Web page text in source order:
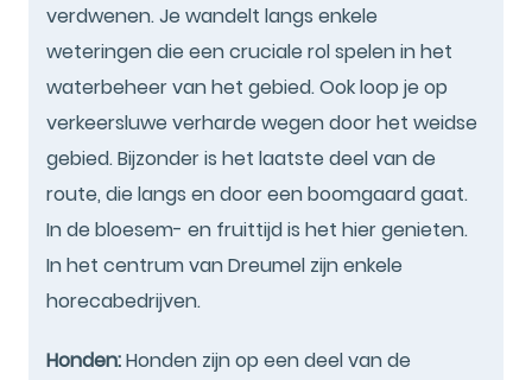
verdwenen. Je wandelt langs enkele
weteringen die een cruciale rol spelen in het
waterbeheer van het gebied. Ook loop je op
verkeersluwe verharde wegen door het weidse
gebied. Bijzonder is het laatste deel van de
route, die langs en door een boomgaard gaat.
In de bloesem- en fruittijd is het hier genieten.
In het centrum van Dreumel zijn enkele
horecabedrijven.
Honden:Honden zijn op een deel van de